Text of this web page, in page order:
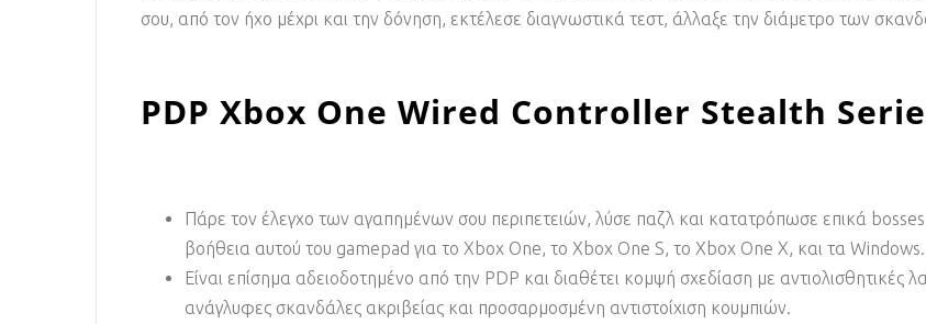
σου, από τον ήχο μέχρι και την δόνηση, εκτέλεσε διαγνωστικά τεστ, άλλαξε την διάμετρο των
PDP Xbox One Wired Controller Stealth
Πάρε τον έλεγχο των αγαπημένων σου περιπετειών, λύσε παζλ και κατατρόπωσε επικά
βοήθεια αυτού του gamepad για το Xbox One, το Xbox One S, το Xbox One X, και τα Windows.
Είναι επίσημα αδειοδοτημένο από την PDP και διαθέτει κομψή σχεδίαση με αντιολισθητικές
ανάγλυφες σκανδάλες ακριβείας και προσαρμοσμένη αντιστοίχιση κουμπιών.